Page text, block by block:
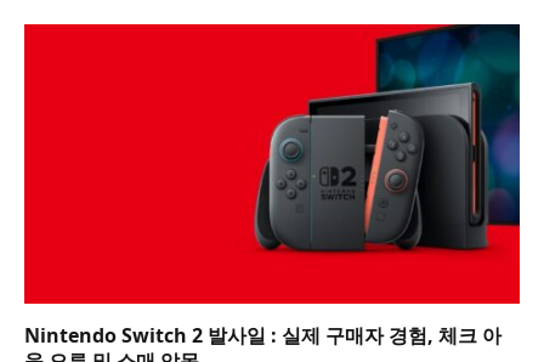
Nintendo Switch 2 발사일 : 실제 구매자 경험, 체크 아